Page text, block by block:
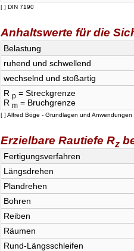
[ ] DIN 7190
Anhaltswerte für die
Belastung
ruhend und schwellend
wechselnd und stoßartig
R p = Streckgrenze
R m = Bruchgrenze
[ ] Alfred Böge - Grundlagen und
Erzielbare Rautiefe Rz
Fertigungsverfahren
Längsdrehen
Plandrehen
Bohren
Reiben
Räumen
Rund-Längsschleifen